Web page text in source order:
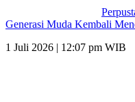
Generasi Muda Kembali
1 Juli 2026 | 12:07 pm WIB